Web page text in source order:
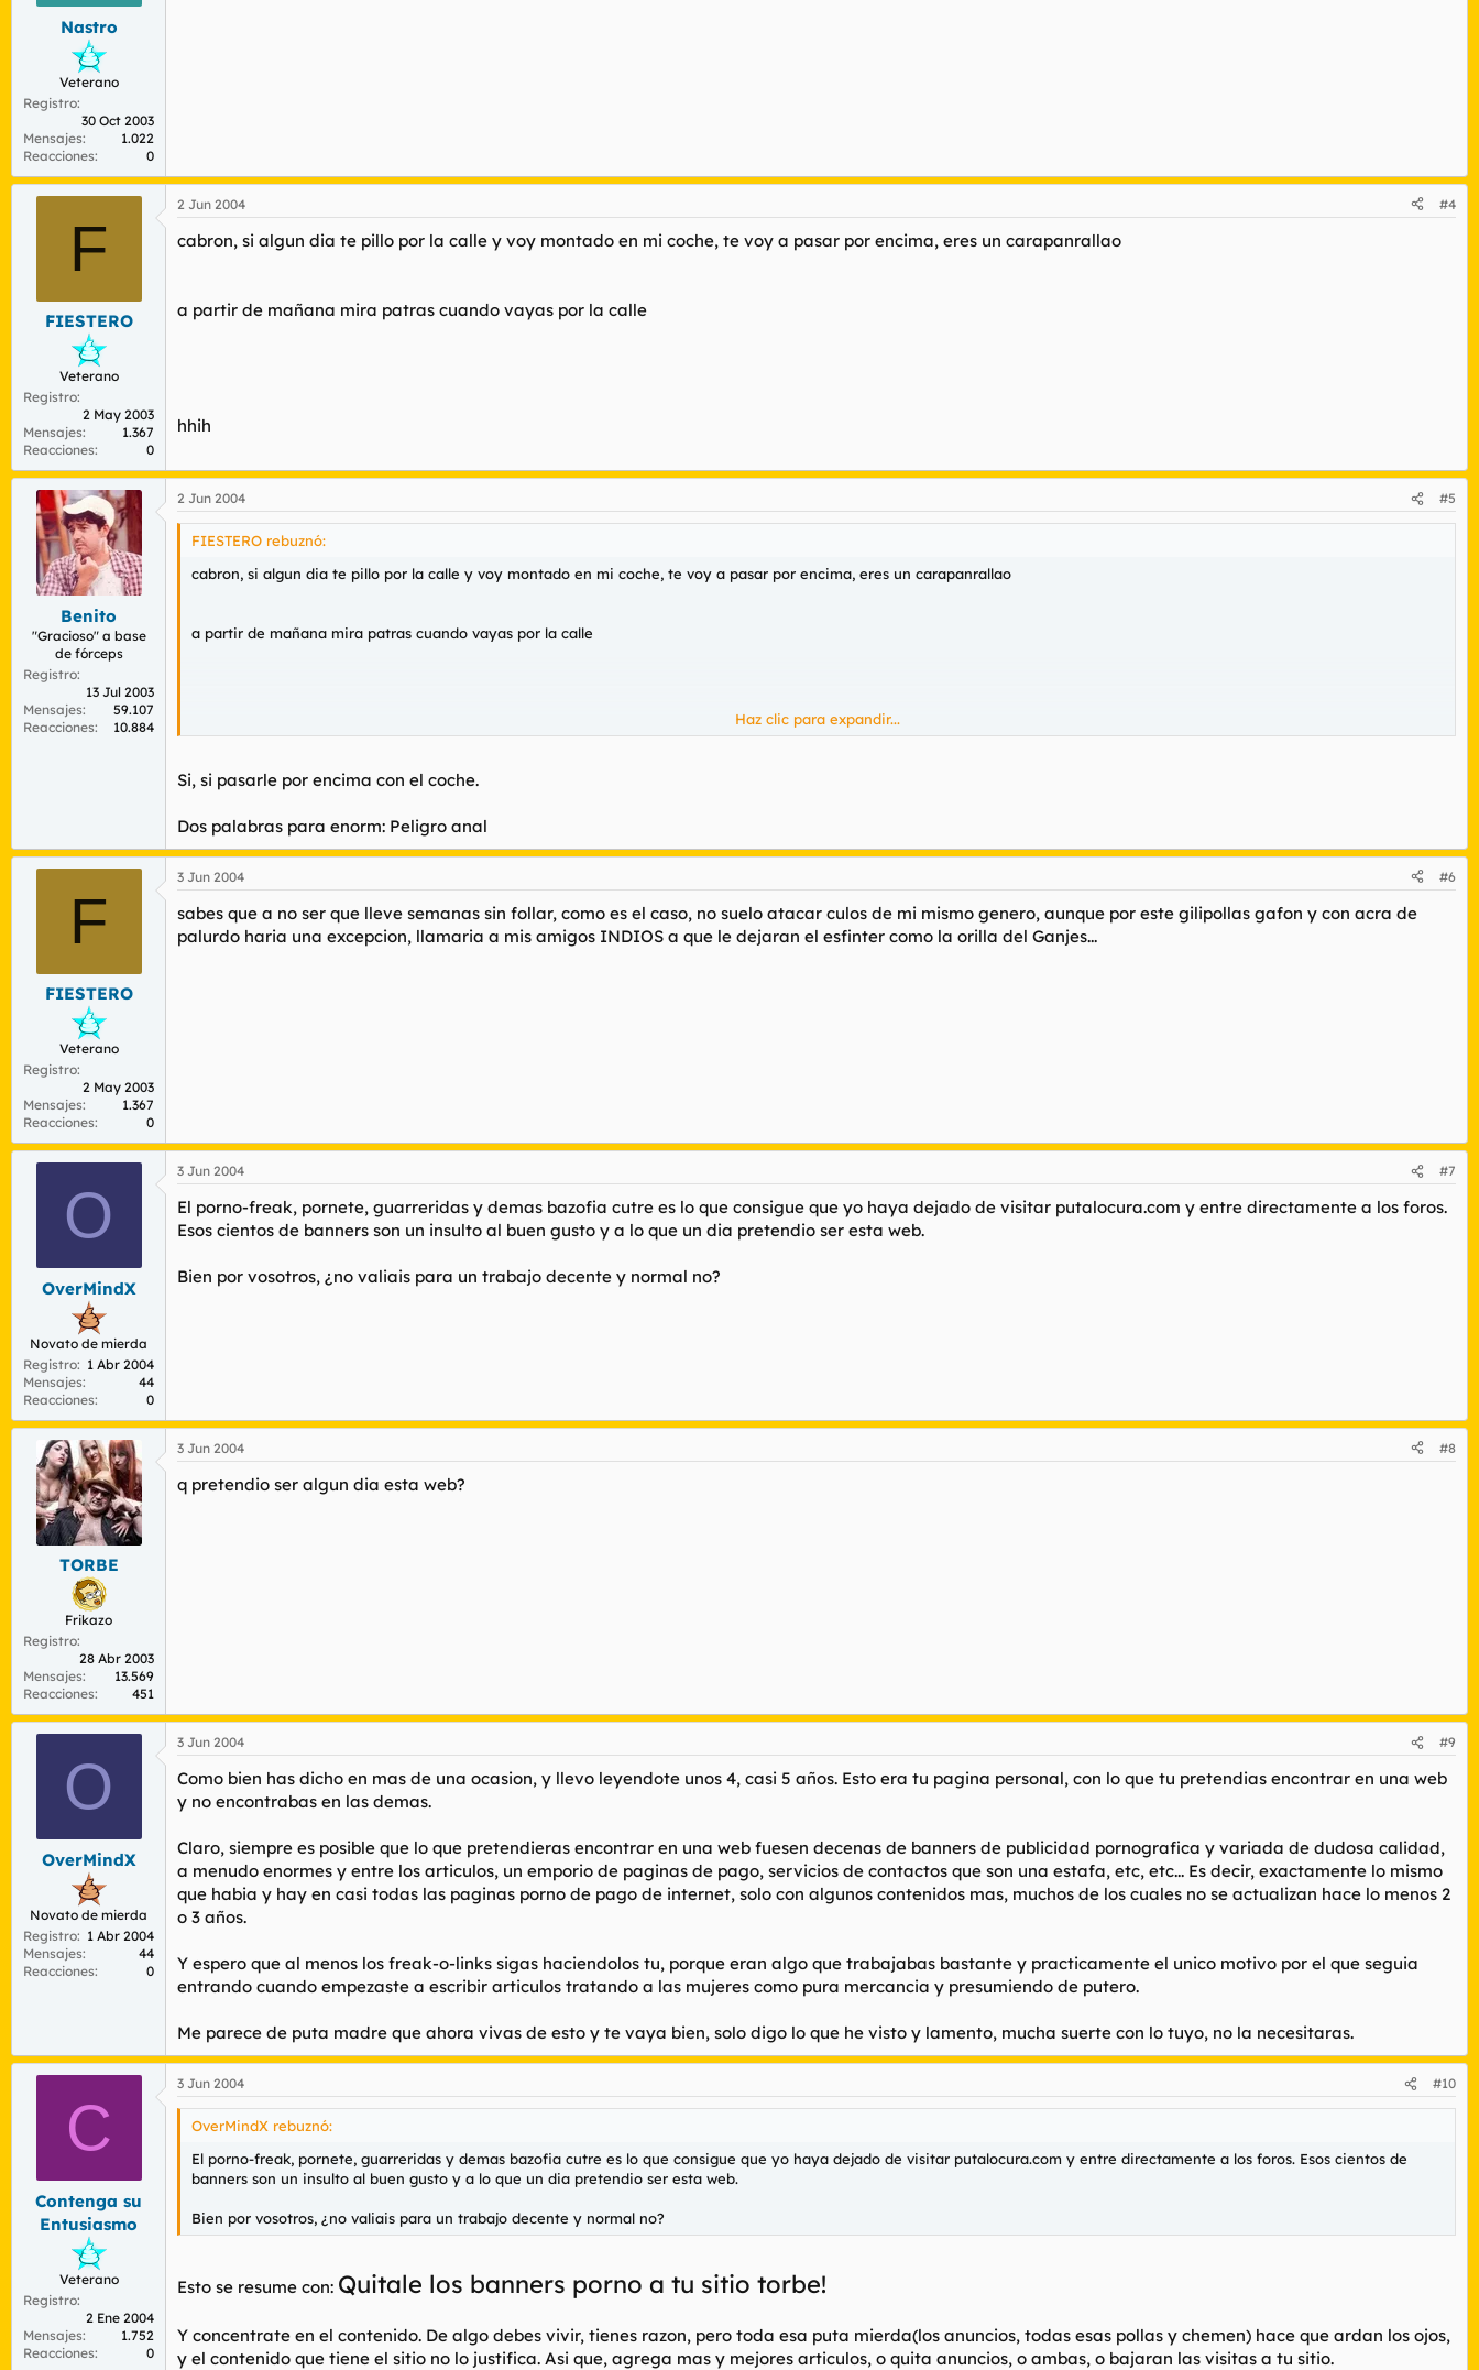
Nastro
Veterano
Registro
30 Oct 2003
Mensajes
1.022
Reacciones
0
F
FIESTERO
Veterano
Registro
2 May 2003
Mensajes
1.367
Reacciones
0
2 Jun 2004 #4
cabron, si algun dia te pillo por la calle y voy montado en mi coche, te voy a pasar por encima, eres un carapanrallao
a partir de mañana mira patras cuando vayas por la calle
hhih
Benito
"Gracioso" a base
de fórceps
Registro
13 Jul 2003
Mensajes
59.107
Reacciones
10.884
2 Jun 2004 #5
FIESTERO rebuznó:
cabron, si algun dia te pillo por la calle y voy montado en mi coche, te voy a pasar por encima, eres un carapanrallao
a partir de mañana mira patras cuando vayas por la calle
hhih
Haz clic para expandir...
Si, si pasarle por encima con el coche.
Dos palabras para enorm: Peligro anal
F
FIESTERO
Veterano
Registro
2 May 2003
Mensajes
1.367
Reacciones
0
3 Jun 2004 #6
sabes que a no ser que lleve semanas sin follar, como es el caso, no suelo atacar culos de mi mismo genero, aunque por este gilipollas gafon y con acra de
palurdo haria una excepcion, llamaria a mis amigos INDIOS a que le dejaran el esfinter como la orilla del Ganjes...
O
OverMindX
Novato de mierda
Registro
1 Abr 2004
Mensajes
44
Reacciones
0
3 Jun 2004 #7
El porno-freak, pornete, guarreridas y demas bazofia cutre es lo que consigue que yo haya dejado de visitar putalocura.com y entre directamente a los foros.
Esos cientos de banners son un insulto al buen gusto y a lo que un dia pretendio ser esta web.
Bien por vosotros, ¿no valiais para un trabajo decente y normal no?
TORBE
Frikazo
Registro
28 Abr 2003
Mensajes
13.569
Reacciones
451
3 Jun 2004 #8
q pretendio ser algun dia esta web?
O
OverMindX
Novato de mierda
Registro
1 Abr 2004
Mensajes
44
Reacciones
0
3 Jun 2004 #9
Como bien has dicho en mas de una ocasion, y llevo leyendote unos 4, casi 5 años. Esto era tu pagina personal, con lo que tu pretendias encontrar en una web
y no encontrabas en las demas.
Claro, siempre es posible que lo que pretendieras encontrar en una web fuesen decenas de banners de publicidad pornografica y variada de dudosa calidad,
a menudo enormes y entre los articulos, un emporio de paginas de pago, servicios de contactos que son una estafa, etc, etc... Es decir, exactamente lo mismo
que habia y hay en casi todas las paginas porno de pago de internet, solo con algunos contenidos mas, muchos de los cuales no se actualizan hace lo menos 2
o 3 años.
Y espero que al menos los freak-o-links sigas haciendolos tu, porque eran algo que trabajabas bastante y practicamente el unico motivo por el que seguia
entrando cuando empezaste a escribir articulos tratando a las mujeres como pura mercancia y presumiendo de putero.
Me parece de puta madre que ahora vivas de esto y te vaya bien, solo digo lo que he visto y lamento, mucha suerte con lo tuyo, no la necesitaras.
C
Contenga su
Entusiasmo
Veterano
Registro
2 Ene 2004
Mensajes
1.752
Reacciones
0
3 Jun 2004 #10
OverMindX rebuznó:
El porno-freak, pornete, guarreridas y demas bazofia cutre es lo que consigue que yo haya dejado de visitar putalocura.com y entre directamente a los foros. Esos cientos de
banners son un insulto al buen gusto y a lo que un dia pretendio ser esta web.
Bien por vosotros, ¿no valiais para un trabajo decente y normal no?
Esto se resume con: Quitale los banners porno a tu sitio torbe!
Y concentrate en el contenido. De algo debes vivir, tienes razon, pero toda esa puta mierda(los anuncios, todas esas pollas y chemen) hace que ardan los ojos,
y el contenido que tiene el sitio no lo justifica. Asi que, agrega mas y mejores articulos, o quita anuncios, o ambas, o bajaran las visitas a tu sitio.